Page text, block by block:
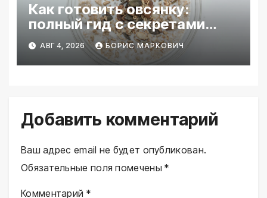
Как готовить овсянку:
полный гид с секретами
вкуса
АВГ 4, 2026 БОРИС МАРКОВИЧ
Добавить комментарий
Ваш адрес email не будет опубликован.
Обязательные поля помечены*
Комментарий *